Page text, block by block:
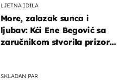
LJETNA IDILA
More, zalazak sunca i
ljubav: Kći Ene Begović sa
zaručnikom stvorila prizor
SKLADAN PAR